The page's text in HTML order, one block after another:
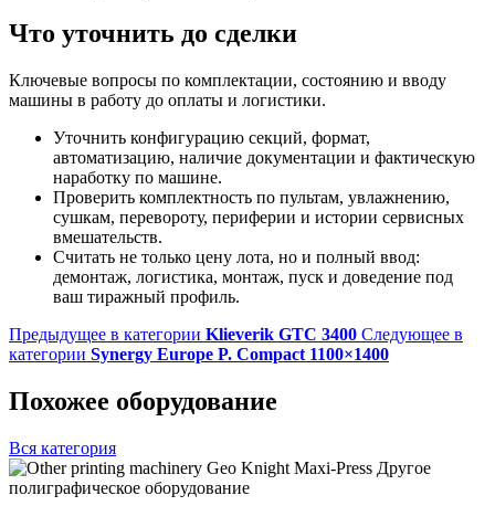
Что уточнить до сделки
Ключевые вопросы по комплектации, состоянию и вводу
машины в работу до оплаты и логистики.
Уточнить конфигурацию секций, формат,
автоматизацию, наличие документации и фактическую
наработку по машине.
Проверить комплектность по пультам, увлажнению,
сушкам, перевороту, периферии и истории сервисных
вмешательств.
Считать не только цену лота, но и полный ввод:
демонтаж, логистика, монтаж, пуск и доведение под
ваш тиражный профиль.
Предыдущее в категории Klieverik GTC 3400 Следующее в
категории Synergy Europe P. Compact 1100×1400
Похожее оборудование
Вся категория
Другое
полиграфическое оборудование